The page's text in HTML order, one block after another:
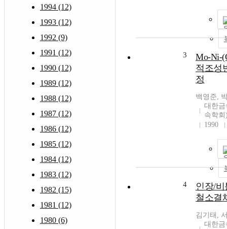
1994 (12)
1993 (12)
1992 (9)
1991 (12)
1990 (12)
1989 (12)
1988 (12)
1987 (12)
1986 (12)
1985 (12)
1984 (12)
1983 (12)
1982 (15)
1981 (12)
1980 (6)
3
Mo-Ni-
적조성
정
백영준,
대한
속학회
1990
4
인장/
철소결
김기태,
대한